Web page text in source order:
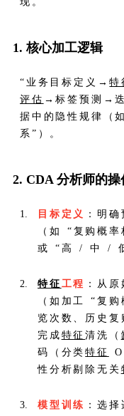
1. 核心加工逻辑
“业务目标定义→特
评估 →标签预测→迭
据中的隐性规律（
系”）。
2. CDA 分析师的操
目标定义
：明
（如 “复购概
或 “高 / 中 /
特征 工程 ：从
（如加工 “复
览次数、历史
完成 特征清洗（
码（分类特征
性分析剔除无关
模型训练 ：选